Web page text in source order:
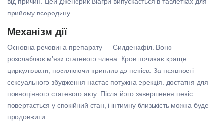
від причин. Цей дженерик Віагри випускається в таблетках для
прийому всередину.
Механізм дії
Основна речовина препарату — Силденафіл. Воно
розслаблює м’язи статевого члена. Кров починає краще
циркулювати, посилюючи приплив до пеніса. За наявності
сексуального збудження настає потужна ерекція, достатня для
повноцінного статевого акту. Після його завершення пеніс
повертається у спокійний стан, і інтимну близькість можна буде
продовжити.